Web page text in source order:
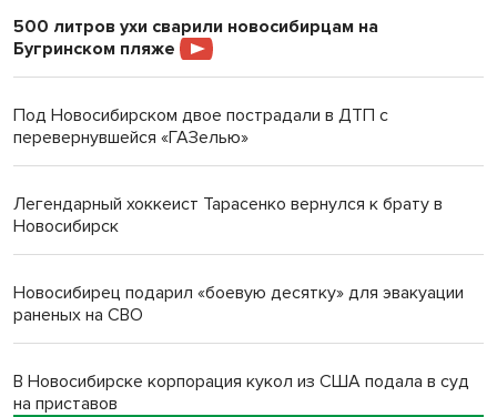
500 литров ухи сварили новосибирцам на
Бугринском пляже
Под Новосибирском двое пострадали в ДТП с
перевернувшейся «ГАЗелью»
Легендарный хоккеист Тарасенко вернулся к брату в
Новосибирск
Новосибирец подарил «боевую десятку» для эвакуации
раненых на СВО
В Новосибирске корпорация кукол из США подала в суд
на приставов